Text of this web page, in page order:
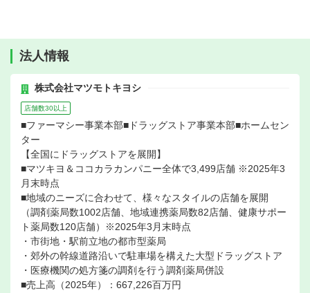
法人情報
株式会社マツモトキヨシ
店舗数30以上
■ファーマシー事業本部■ドラッグストア事業本部■ホームセン
ター
【全国にドラッグストアを展開】
■マツキヨ＆ココカラカンパニー全体で3,499店舗 ※2025年3
月末時点
■地域のニーズに合わせて、様々なスタイルの店舗を展開
（調剤薬局数1002店舗、地域連携薬局数82店舗、健康サポー
ト薬局数120店舗）※2025年3月末時点
・市街地・駅前立地の都市型薬局
・郊外の幹線道路沿いで駐車場を構えた大型ドラッグストア
・医療機関の処方箋の調剤を行う調剤薬局併設
■売上高（2025年）：667,226百万円